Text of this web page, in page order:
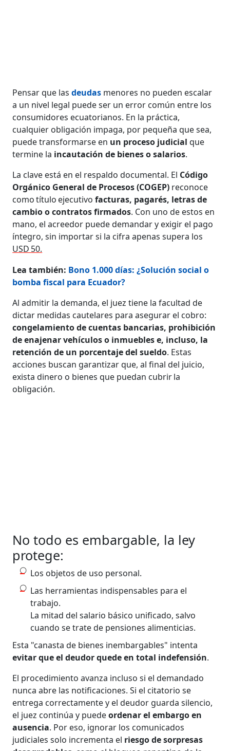
Pensar que lasdeudas menores no pueden escalar
a un nivel legal puede ser un error común entre los
consumidores ecuatorianos. En la práctica,
cualquier obligación impaga, por pequeña que sea,
puede transformarse en un proceso judicial que
termine la incautación de bienes o salarios.
La clave está en el respaldo documental. El Código
Orgánico General de Procesos (COGEP) reconoce
como título ejecutivofacturas, pagarés, letras de
cambio o contratos firmados. Con uno de estos en
mano, el acreedor puede demandar y exigir el pago
íntegro, sin importar si la cifra apenas supera los
USD 50.
Lea también: Bono 1.000 días: ¿Solución social o
bomba fiscal para Ecuador?
Al admitir la demanda, el juez tiene la facultad de
dictar medidas cautelares para asegurar el cobro:
congelamiento de cuentas bancarias, prohibición
de enajenar vehículos o inmuebles e, incluso, la
retención de un porcentaje del sueldo. Estas
acciones buscan garantizar que, al final del juicio,
exista dinero o bienes que puedan cubrir la
obligación.
No todo es embargable, la ley
protege:
Los objetos de uso personal.
Las herramientas indispensables para el
trabajo.
La mitad del salario básico unificado, salvo
cuando se trate de pensiones alimenticias.
Esta "canasta de bienes inembargables" intenta
evitar que el deudor quede en total indefensión.
El procedimiento avanza incluso si el demandado
nunca abre las notificaciones. Si el citatorio se
entrega correctamente y el deudor guarda silencio,
el juez continúa y puedeordenar el embargo en
ausencia. Por eso, ignorar los comunicados
judiciales solo incrementa el riesgo de sorpresas